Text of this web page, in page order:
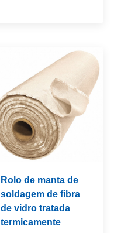
Rolo de manta de
soldagem de fibra
de vidro tratada
termicamente